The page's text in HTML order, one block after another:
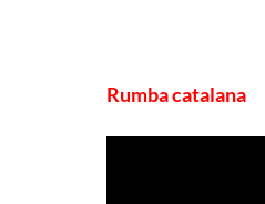
Rumba catalana